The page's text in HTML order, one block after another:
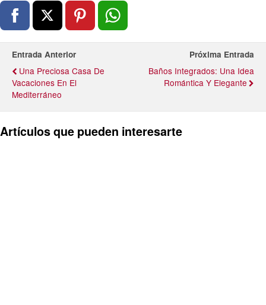
Entrada Anterior
Una Preciosa Casa De
Vacaciones En El
Mediterráneo
Próxima Entrada
Baños Integrados: Una Idea
Romántica Y Elegante
Artículos que pueden interesarte